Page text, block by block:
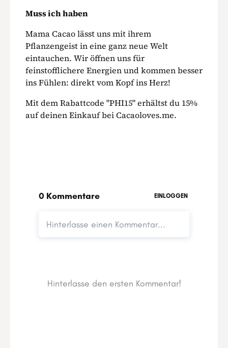
Muss ich haben
Mama Cacao lässt uns mit ihrem
Pflanzengeist in eine ganz neue Welt
eintauchen. Wir öffnen uns für
feinstofflichere Energien und kommen besser
ins Fühlen: direkt vom Kopf ins Herz!
Mit dem Rabattcode "PHI15" erhältst du 15%
auf deinen Einkauf bei Cacaoloves.me.